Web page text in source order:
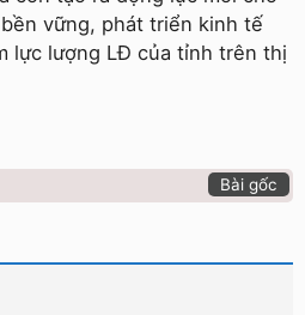
vững, phát triển kinh tế
lực lượng LĐ của tỉnh trên thị
Bài gốc